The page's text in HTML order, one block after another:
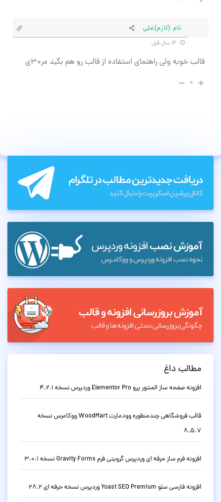
نام (لازم)علی
قالب خوبه ولی راهنمای استفاده از قالب رو هم بگید مر۳۰ی
۰
مطالب داغ
افزونه صفحه ساز المنتور پرو Elementor Pro وردپرس نسخه 4.2.1
قالب فروشگاهی چندمنظوره وودمارت WoodMart ووکامرس نسخه
8.5.7
افزونه فرم ساز حرفه ای وردپرس گرویتی فرم Gravity Forms نسخه 3.0.1
افزونه فارسی سئو Yoast SEO Premium وردپرس نسخه حرفه ای 28.2